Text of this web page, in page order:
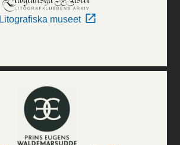
Litografiska museet